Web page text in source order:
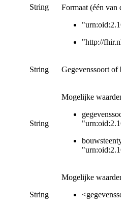
String
Formaat (één van
"http://
String Gegevenssoort of
String
Mogelijke waarden:
String
Mogelijke waarden: